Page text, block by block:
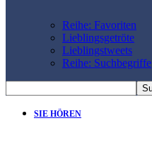
Reihe: Favoriten
Lieblingsgetröte
Lieblingstweets
Reihe: Suchbegriffe
SIE HÖREN